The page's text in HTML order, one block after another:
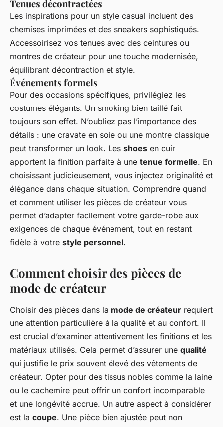
Tenues décontractées
Les inspirations pour un style casual incluent des
chemises imprimées et des sneakers sophistiqués.
Accessoirisez vos tenues avec des ceintures ou
montres de créateur pour une touche modernisée,
équilibrant décontraction et style.
Événements formels
Pour des occasions spécifiques, privilégiez les
costumes élégants. Un smoking bien taillé fait
toujours son effet. N’oubliez pas l’importance des
détails : une cravate en soie ou une montre classique
peut transformer un look. Les shoes en cuir
apportent la finition parfaite à une tenue formelle. En
choisissant judicieusement, vous injectez originalité et
élégance dans chaque situation. Comprendre quand
et comment utiliser les pièces de créateur vous
permet d’adapter facilement votre garde-robe aux
exigences de chaque événement, tout en restant
fidèle à votre style personnel.
Comment choisir des pièces de
mode de créateur
Choisir des pièces dans la mode de créateur requiert
une attention particulière à la qualité et au confort. Il
est crucial d’examiner attentivement les finitions et les
matériaux utilisés. Cela permet d’assurer une qualité
qui justifie le prix souvent élevé des vêtements de
créateur. Opter pour des tissus nobles comme la laine
ou le cachemire peut offrir un confort incomparable
et une longévité accrue. Un autre aspect à considérer
est la coupe. Une pièce bien ajustée peut non